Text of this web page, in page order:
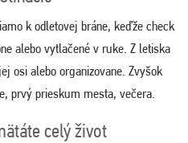
k odletovej bráne, keďže check
alebo vytlačené v ruke. Z letiska
osi alebo organizovane. Zvyšok
prvý prieskum mesta, večera.
celý život